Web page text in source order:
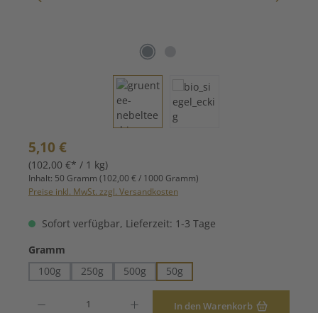
Regulärer Preis:
5,10 €
(102,00 €* / 1 kg)
Inhalt: 50 Gramm (102,00 € / 1000 Gramm)
Preise inkl. MwSt. zzgl. Versandkosten
Sofort verfügbar, Lieferzeit: 1-3 Tage
Gramm
100g
250g 500g 50g
In den Warenkorb